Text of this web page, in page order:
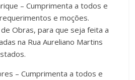
– Cumprimenta a todos e
e moções.
Obras, para que seja feita a
na Rua Aureliano Martins
– Cumprimenta a todos e